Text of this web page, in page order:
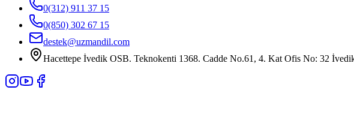
0(312) 911 37 15
0(850) 302 67 15
destek@uzmandil.com
Hacettepe İvedik OSB. Teknokenti 1368. Cadde No.61, 4. Kat Ofis No: 32